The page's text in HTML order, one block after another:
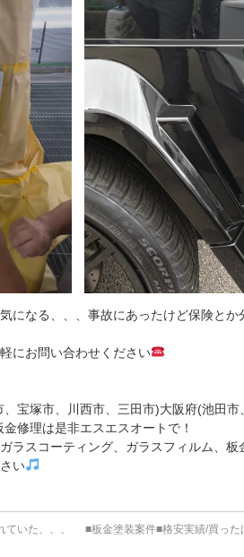
になる、、、事故にあったけど保険と
にお問い合わせください
宝塚市、川西市、三田市)大阪府(池田
修理は是非エスエスオートで！
ラスコーティング、ガラスフィルム、板
い
いた、、、 ■板金塗装案件■格安実績/買った